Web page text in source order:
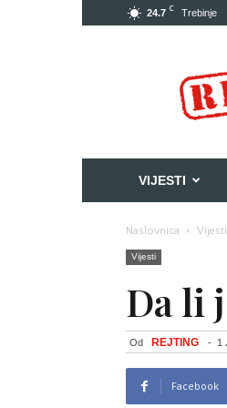
24.7 C Trebinje
VIJESTI
Naslovnica Vijesti
Vijesti
Da li
Od REJTING - 1
Facebook